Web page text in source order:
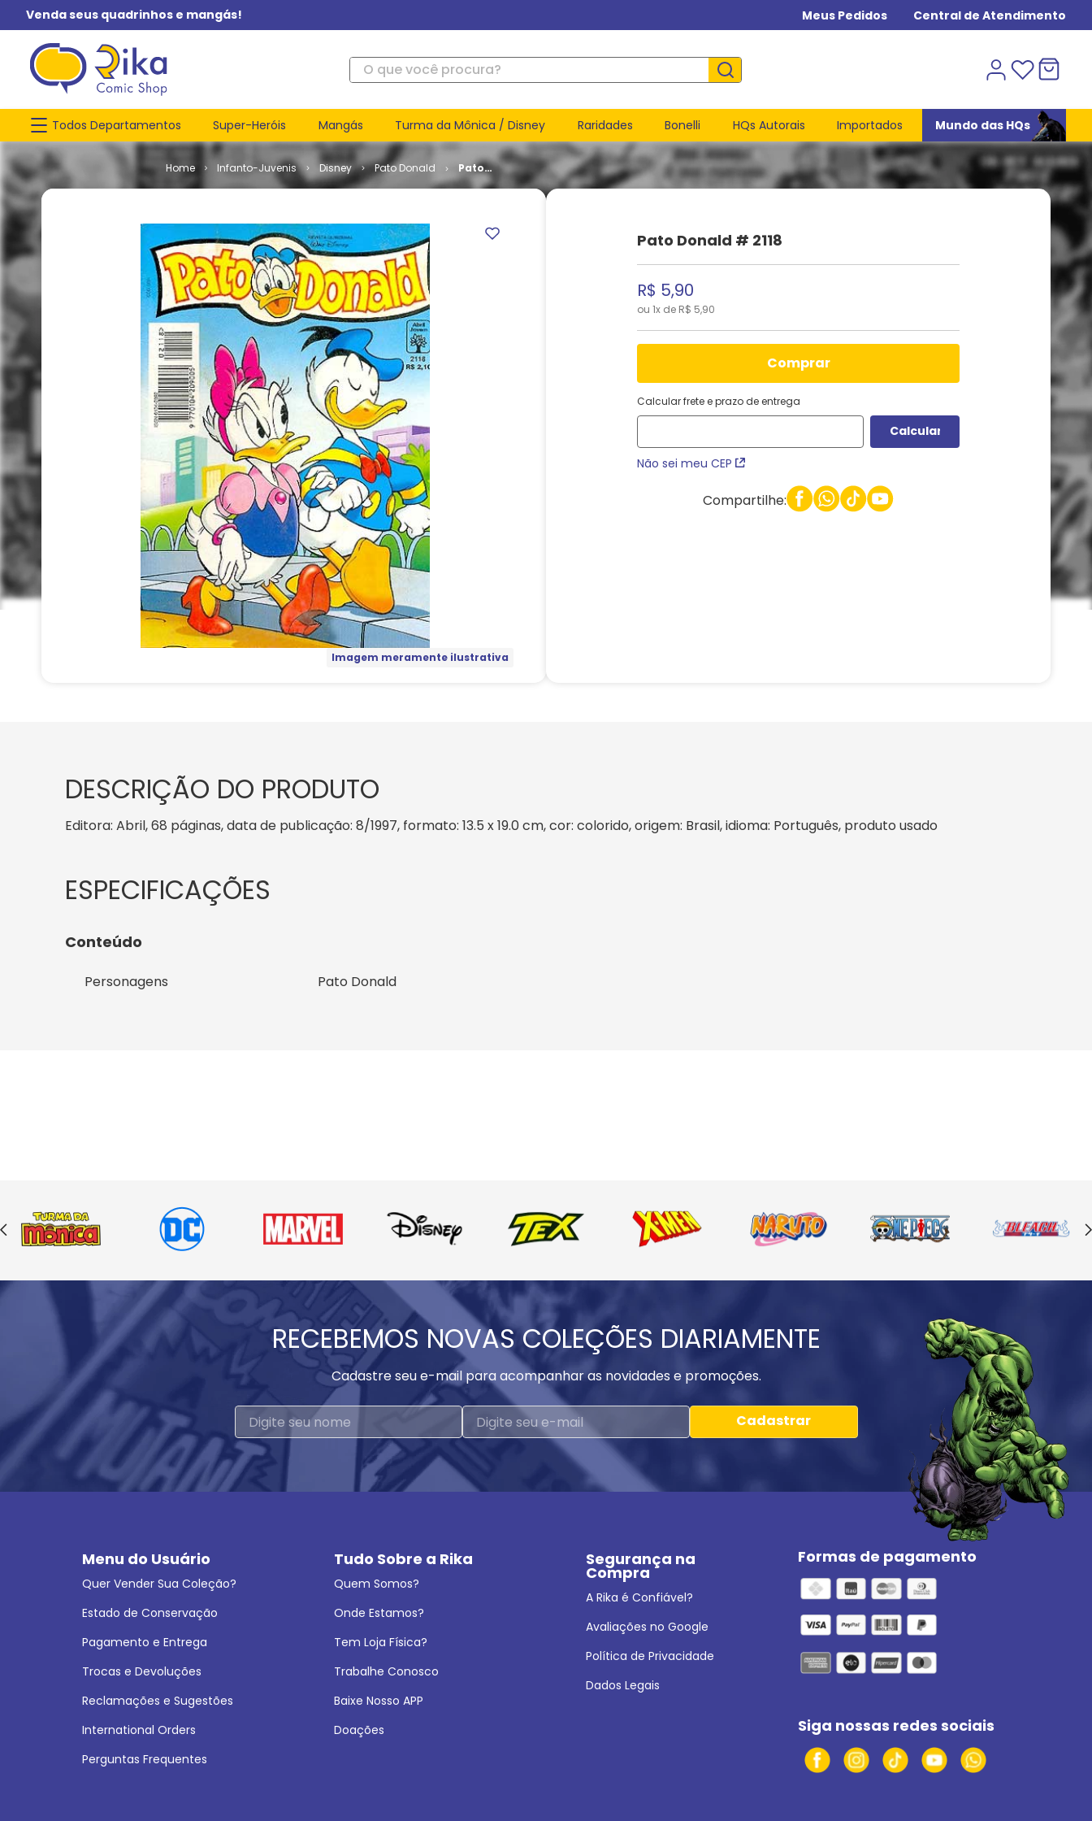
Venda seus quadrinhos e mangás! Meus Pedidos Central de Atendimento
O que você procura?
Todos Departamentos Super-Heróis Mangás Turma da Mônica / Disney Raridades Bonelli HQs Autorais Importados Mundo das HQs
Infanto-Juvenis Disney Pato Donald
Pato
Donald #
Imagem meramente ilustrativa
Pato Donald # 2118
R$ 5,90
ou 1x de R$ 5,90
comprar
Calcular frete e prazo de entrega
Não sei meu CEP
Compartilhe:
DESCRIÇÃO DO PRODUTO
Editora: Abril, 68 páginas, data de publicação: 8/1997, formato: 13.5 x 19.0 cm, cor: colorido, origem: Brasil, idioma: Português, produto usado
Conteúdo
Personagens Pato Donald
RECEBEMOS NOVAS COLEÇÕES DIARIAMENTE
Cadastre seu e-mail para acompanhar as novidades e promoções.
Cadastrar
Menu do Usuário
Quer Vender Sua Coleção?
Estado de Conservação
Pagamento e Entrega
Trocas e Devoluções
Reclamações e Sugestões
International Orders
Perguntas Frequentes
Tudo Sobre a Rika
Quem Somos?
Onde Estamos?
Tem Loja Física?
Trabalhe Conosco
Baixe Nosso APP
Doações
Segurança na
Compra
A Rika é Confiável?
Avaliações no Google
Política de Privacidade
Dados Legais
Formas de pagamento
Siga nossas redes sociais